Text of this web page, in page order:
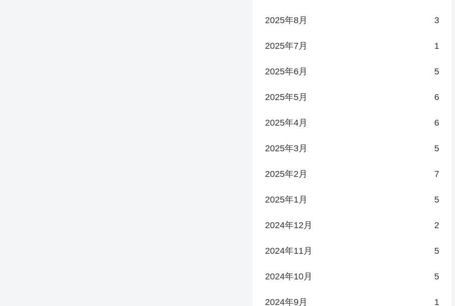
2025年8月 3
2025年7月 1
2025年6月 5
2025年5月 6
2025年4月 6
2025年3月 5
2025年2月 7
2025年1月 5
2024年12月 2
2024年11月 5
2024年10月 5
2024年9月 1